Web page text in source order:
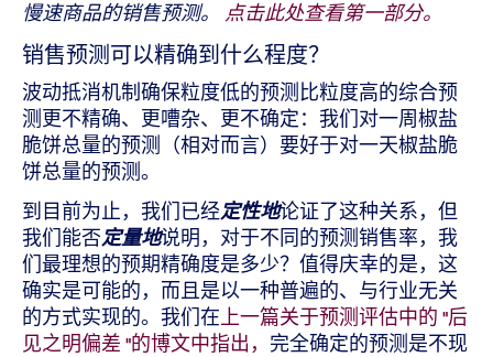
慢速商品的销售预测。 点击此处查看第一部分。
销售预测可以精确到什么程度？
波动抵消机制确保粒度低的预测比粒度高的综合预
测更不精确、更嘈杂、更不确定：我们对一周椒盐
脆饼总量的预测（相对而言）要好于对一天椒盐脆
饼总量的预测。
到目前为止，我们已经定性地论证了这种关系，但
我们能否定量地说明，对于不同的预测销售率，我
们最理想的预期精确度是多少？值得庆幸的是，这
确实是可能的，而且是以一种普遍的、与行业无关
的方式实现的。我们在 上一篇关于预测评估中的 "后
见之明偏差 "的博文中指出， 完全确定的预测是不现